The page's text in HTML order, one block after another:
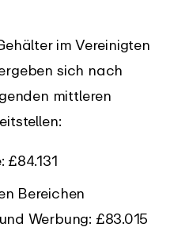
im Vereinigten
sich nach
mittleren
£84.131
Bereichen
Werbung: £83.015